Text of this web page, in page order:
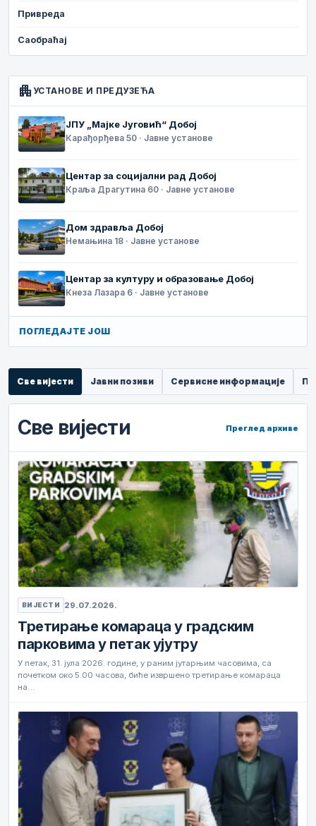
Привреда
Саобраћај
apartment УСТАНОВЕ И ПРЕДУЗЕЋА
ЈПУ „Мајке Југовић“ Добој
Карађорђева 50 · Јавне установе
Центар за социјални рад Добој
Краља Драгутина 60 · Јавне установе
Дом здравља Добој
Немањина 18 · Јавне установе
Центар за културу и образовање Добој
Кнеза Лазара 6 · Јавне установе
ПОГЛЕДАЈТЕ ЈОШ
Све вијести Јавни позиви Сервисне информације
Све вијести Преглед архиве
ВИЈЕСТИ 29.07.2026.
Третирање комараца у градским
парковима у петак ујутру
У петак, 31. јула 2026. године, у раним јутарњим часовима, са
почетком око 5.00 часова, биће извршено третирање комараца
на…